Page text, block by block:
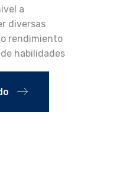
a
diversas
rendimiento
habilidades